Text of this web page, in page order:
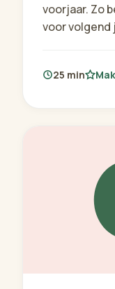
voorjaar. Zo
voor volgend
25 min